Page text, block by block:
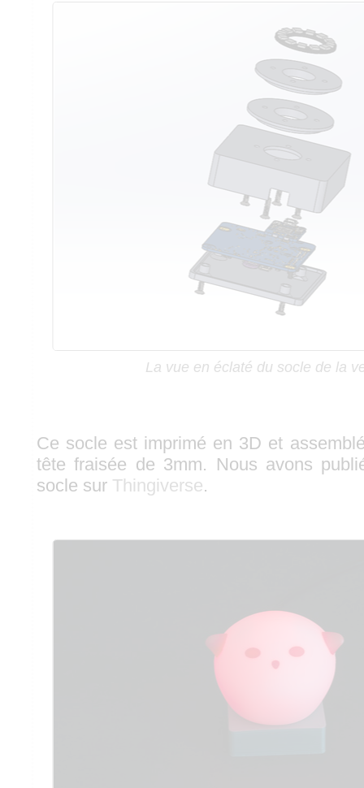
La vue en éclaté du socle de la
Ce socle est imprimé en 3D et
tête fraisée de 3mm. Nous avons
socle sur Thingiverse.